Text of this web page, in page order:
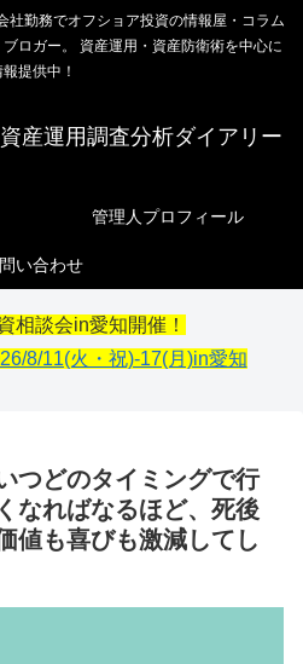
社勤務でオフショア投資の情報屋・コラム
ロガー。 資産運用・資産防衛術を中心に
報提供中！
産運用調査分析ダイアリー
管理人プロフィール
い合わせ
相談会in愛知開催！
8/11(火・祝)-17(月)in愛知
つどのタイミングで行
なればなるほど、死後
値も喜びも激減してし